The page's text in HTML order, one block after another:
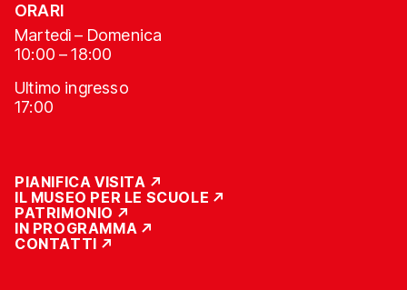
ORARI
Martedì – Domenica
10:00 – 18:00
Ultimo ingresso
17:00
PIANIFICA VISITA
IL MUSEO PER LE SCUOLE
PATRIMONIO
IN PROGRAMMA
CONTATTI